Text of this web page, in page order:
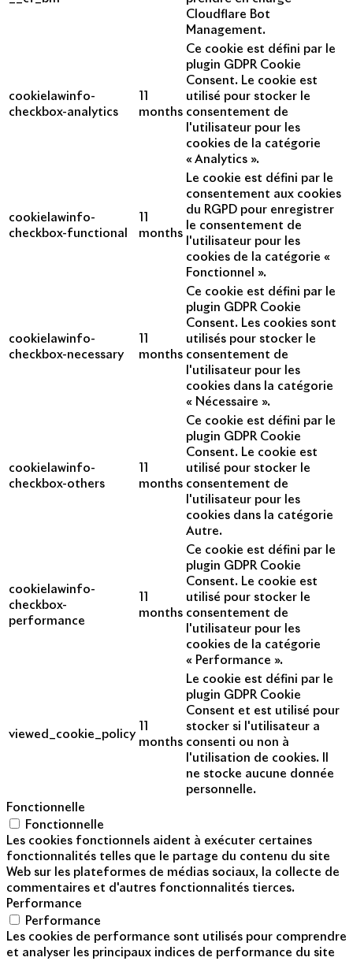
Cloudflare Bot
Management.
cookielawinfo-
checkbox-analytics
months
Ce cookie est défini par le
plugin GDPR Cookie
Consent. Le cookie est
utilisé pour stocker le
consentement de
l'utilisateur pour les
cookies de la catégorie
« Analytics ».
cookielawinfo-
checkbox-functional
months
Le cookie est défini par le
consentement aux cookies
du RGPD pour enregistrer
le consentement de
l'utilisateur pour les
cookies de la catégorie «
Fonctionnel ».
cookielawinfo-
checkbox-necessary
months
Ce cookie est défini par le
plugin GDPR Cookie
Consent. Les cookies sont
utilisés pour stocker le
consentement de
l'utilisateur pour les
cookies dans la catégorie
« Nécessaire ».
cookielawinfo-
checkbox-others
months
Ce cookie est défini par le
plugin GDPR Cookie
Consent. Le cookie est
utilisé pour stocker le
consentement de
l'utilisateur pour les
cookies dans la catégorie
Autre.
cookielawinfo-
checkbox-
performance
months
Ce cookie est défini par le
plugin GDPR Cookie
Consent. Le cookie est
utilisé pour stocker le
consentement de
l'utilisateur pour les
cookies de la catégorie
« Performance ».
viewed_cookie_policy
months
Le cookie est défini par le
plugin GDPR Cookie
Consent et est utilisé pour
stocker si l'utilisateur a
consenti ou non à
l'utilisation de cookies. Il
ne stocke aucune donnée
personnelle.
Fonctionnelle
Fonctionnelle
Les cookies fonctionnels aident à exécuter certaines
fonctionnalités telles que le partage du contenu du site
Web sur les plateformes de médias sociaux, la collecte de
commentaires et d'autres fonctionnalités tierces.
Performance
Performance
Les cookies de performance sont utilisés pour comprendre
et analyser les principaux indices de performance du site